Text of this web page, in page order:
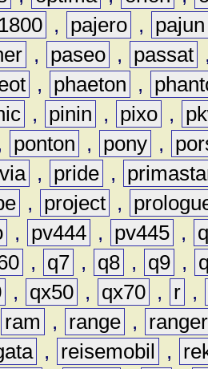
, pajero ,
pajun
, paseo , passat
, phaeton ,
, pinin , pixo ,
ponton , pony ,
, pride ,
, project ,
, pv444 , pv445 ,
, q7 , q8 , q9 ,
, qx50 , qx70 , r ,
ram , range ,
ranger
, reisemobil ,